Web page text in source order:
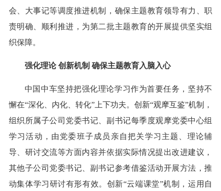
会、大事记等调度推进机制，确保主题教育领导有力、职
责明确、顺利推进，为第二批主题教育的开展提供坚实组
织保障。
强化理论 创新机制 确保主题教育入脑入心
中国中车坚持把强化理论学习作为首要任务，坚持不
懈在“深化、内化、转化”上下功夫。创新“观摩互鉴”机制，
组织所属子公司党委书记、副书记每季度观摩党委中心组
学习活动，由党委班子成员亲自把关学习主题、理论辅
导、研讨交流等方面内容并依据实际情况提出改进建议，
其他子公司党委书记、副书记参考借鉴活动开展方法，推
动集体学习研讨有形有效。创新“云端课堂”机制，运用自